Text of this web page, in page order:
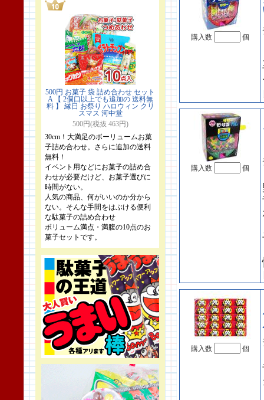
500円 お菓子 袋 詰め合わせ セット
A 【 2個口以上でも追加の 送料無
料 】 縁日 お祭り ハロウィン クリ
スマス 河中堂
500円(税抜 463円)
30cm！大満足のボーリュームお菓
子詰め合わせ。さらに追加の送料
無料！
イベント用などにお菓子の詰め合
わせが必要だけど、お菓子選びに
時間がない。
人気の商品、何がいいのか分から
ない。そんな手間をはぶける便利
な駄菓子の詰め合わせ
ボリューム満点・満腹の10点のお
菓子セットです。
購入数 個
購入数 個
購入数 個